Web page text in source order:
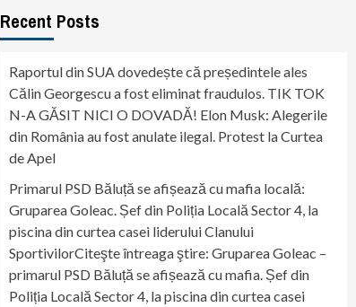
Recent Posts
Raportul din SUA dovedește că președintele ales
Călin Georgescu a fost eliminat fraudulos. TIK TOK
N-A GĂSIT NICI O DOVADĂ! Elon Musk: Alegerile
din România au fost anulate ilegal. Protest la Curtea
de Apel
Primarul PSD Băluță se afișează cu mafia locală:
Gruparea Goleac. Șef din Poliția Locală Sector 4, la
piscina din curtea casei liderului Clanului
SportivilorCiteşte întreaga ştire: Gruparea Goleac –
primarul PSD Băluță se afișează cu mafia. Șef din
Poliția Locală Sector 4, la piscina din curtea casei